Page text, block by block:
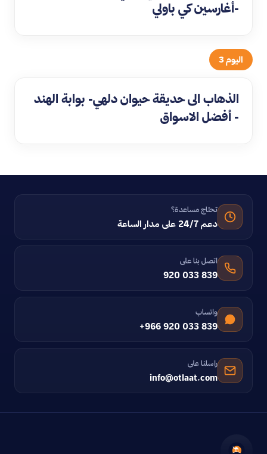
-أغارسين كي باولي
اليوم 3
الذهاب الى حديقة حيوان دلهي- بوابة الهند
- أفضل الاسواق
تحتاج مساعدة؟
دعم 24/7 على مدار الساعة
اتصل بنا على
920 033 839
واتساب
+966 920 033 839
راسلنا على
info@otlaat.com